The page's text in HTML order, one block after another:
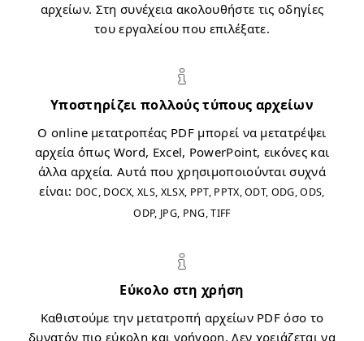
αρχείων. Στη συνέχεια ακολουθήστε τις οδηγίες
του εργαλείου που επιλέξατε.
Υποστηρίζει πολλούς τύπους αρχείων
Ο online μετατροπέας PDF μπορεί να μετατρέψει
αρχεία όπως Word, Excel, PowerPoint, εικόνες και
άλλα αρχεία. Αυτά που χρησιμοποιούνται συχνά
είναι: DOC, DOCX, XLS, XLSX, PPT, PPTX, ODT, ODG, ODS,
ODP, JPG, PNG, TIFF
Εύκολο στη χρήση
Καθιστούμε την μετατροπή αρχείων PDF όσο το
δυνατόν πιο εύκολη και γρήγορη. Δεν χρειάζεται να